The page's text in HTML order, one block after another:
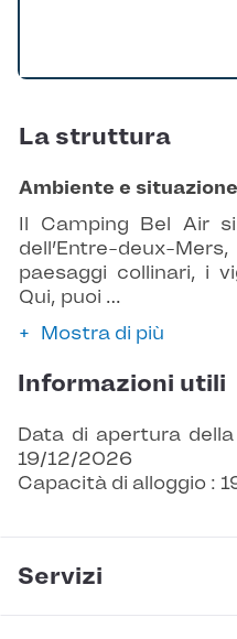
La struttura
Ambiente e
Il Camping Bel Air
dell’Entre-deux-
paesaggi collinari, i
Qui, puoi …
Mostra di più
Informazioni utili
Data di apertura
19/12/2026
Capacità di alloggio :
Servizi